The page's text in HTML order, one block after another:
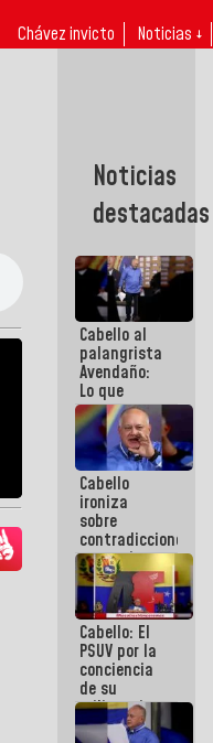
Chávez invicto Noticias ↓
Noticias
destacadas
Cabello al
palangrista
Avendaño:
Lo que
vayas a
escribir
hazlo hoy
por que no
sabemos si
la semana
que viene
hay
programa
Cabello
ironiza
sobre
contradicciones
y mentiras
de María
Machado:
¡Créanle!
Cabello: El
PSUV por la
conciencia
de su
militancia
es la